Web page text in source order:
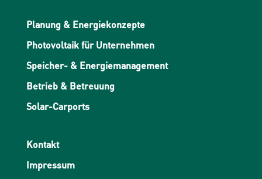
Planung & Energiekonzepte
Photovoltaik für Unternehmen
Speicher- & Energiemanagement
Betrieb & Betreuung
Solar-Carports
Kontakt
Impressum